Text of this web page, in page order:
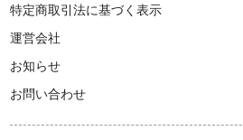
特定商取引法に基づく表示
運営会社
お知らせ
お問い合わせ